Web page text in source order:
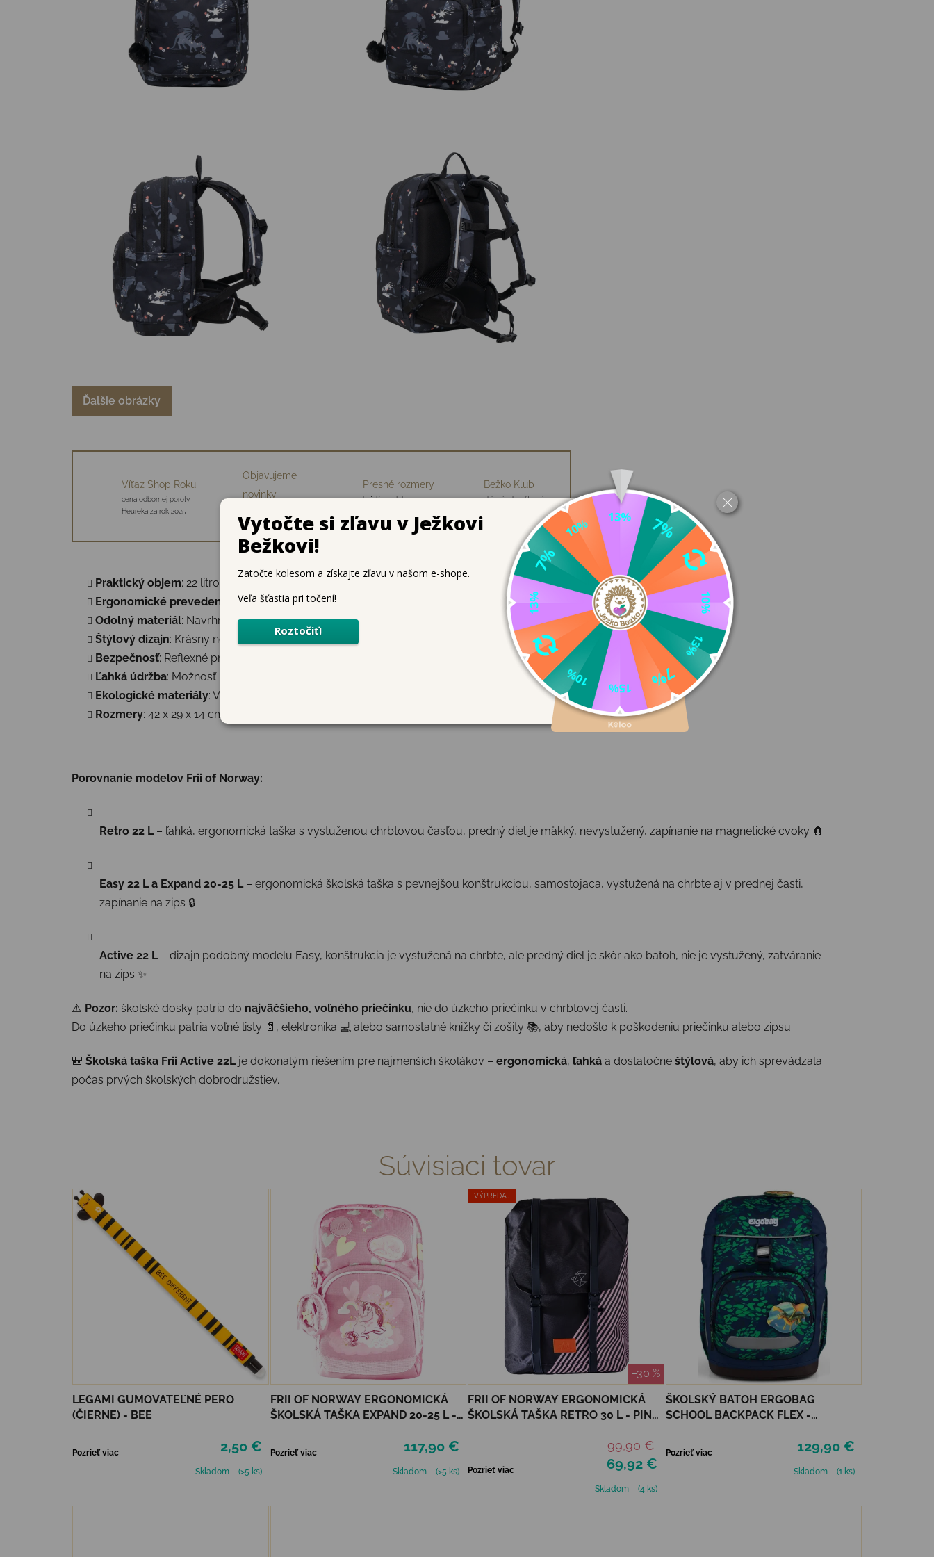
Ďalšie obrázky
Víťaz Shop Roku
cena odbornej poroty
Heureka za rok 2025
Objavujeme
novinky
značiek
Presné rozmery
každý model
Bežko Klub
zbierajte kredity, priamu
Praktický objem: 22 litrov pre školské potreby a osobné veci.
Ergonomické prevedenie
: Polstrovaný chrbtový panel a nastaviteľné ramenné popruhy pre maximálne pohodlie.
Odolný materiál: Navrhnuté na každodenné používanie s dlhou životnosťou.
Štýlový dizajn: Krásny nórsky dizajn.
Bezpečnosť: Reflexné prvky pre lepšiu viditeľnosť dieťaťa.
Ľahká údržba: Možnosť prať v práčke na 30 °C.
Ekologické materiály: Vyrobené v súlade s európskou normou REACH.
Rozmery: 42 x 29 x 14 cm
Porovnanie modelov Frii of Norway:
Retro 22 L– ľahká, ergonomická taška s vystuženou chrbtovou časťou, predný diel je mäkký, nevystužený, zapínanie na magnetické cvoky 🧲
Easy 22 L a Expand 20-25 L– ergonomická školská taška s pevnejšou konštrukciou, samostojaca, vystužená na chrbte aj v prednej časti,
zapínanie na zips 🔒
Active 22 L– dizajn podobný modelu Easy, konštrukcia je vystužená na chrbte, ale predný diel je skôr ako batoh, nie je vystužený, zatváranie
na zips ✨
⚠️ Pozor: školské dosky patria do najväčšieho, voľného priečinku, nie do úzkeho priečinku v chrbtovej časti.
Do úzkeho priečinku patria voľné listy 📄, elektronika 💻 alebo samostatné knižky či zošity 📚, aby nedošlo k poškodeniu priečinku alebo zipsu.
🎒 Školská taška Frii Active 22Lje dokonalým riešením pre najmenších školákov – ergonomická, ľahká a dostatočne štýlová, aby ich sprevádzala
počas prvých školských dobrodružstiev.
Súvisiaci tovar
LEGAMI GUMOVATEĽNÉ PERO
(ČIERNE) - BEE
2,50 €
Pozrieť viac
Skladom
(>5 ks)
FRII OF NORWAY ERGONOMICKÁ
ŠKOLSKÁ TAŠKA EXPAND 20-25 L -
117,90 €
Pozrieť viac
Skladom
(>5 ks)
VÝPREDAJ
–30 %
FRII OF NORWAY ERGONOMICKÁ
ŠKOLSKÁ TAŠKA RETRO 30 L - PINK
69,92 €
99,90 €
Pozrieť viac
Skladom
(4 ks)
ŠKOLSKÝ BATOH ERGOBAG
SCHOOL BACKPACK FLEX -
129,90 €
Pozrieť viac
Skladom
(1 ks)